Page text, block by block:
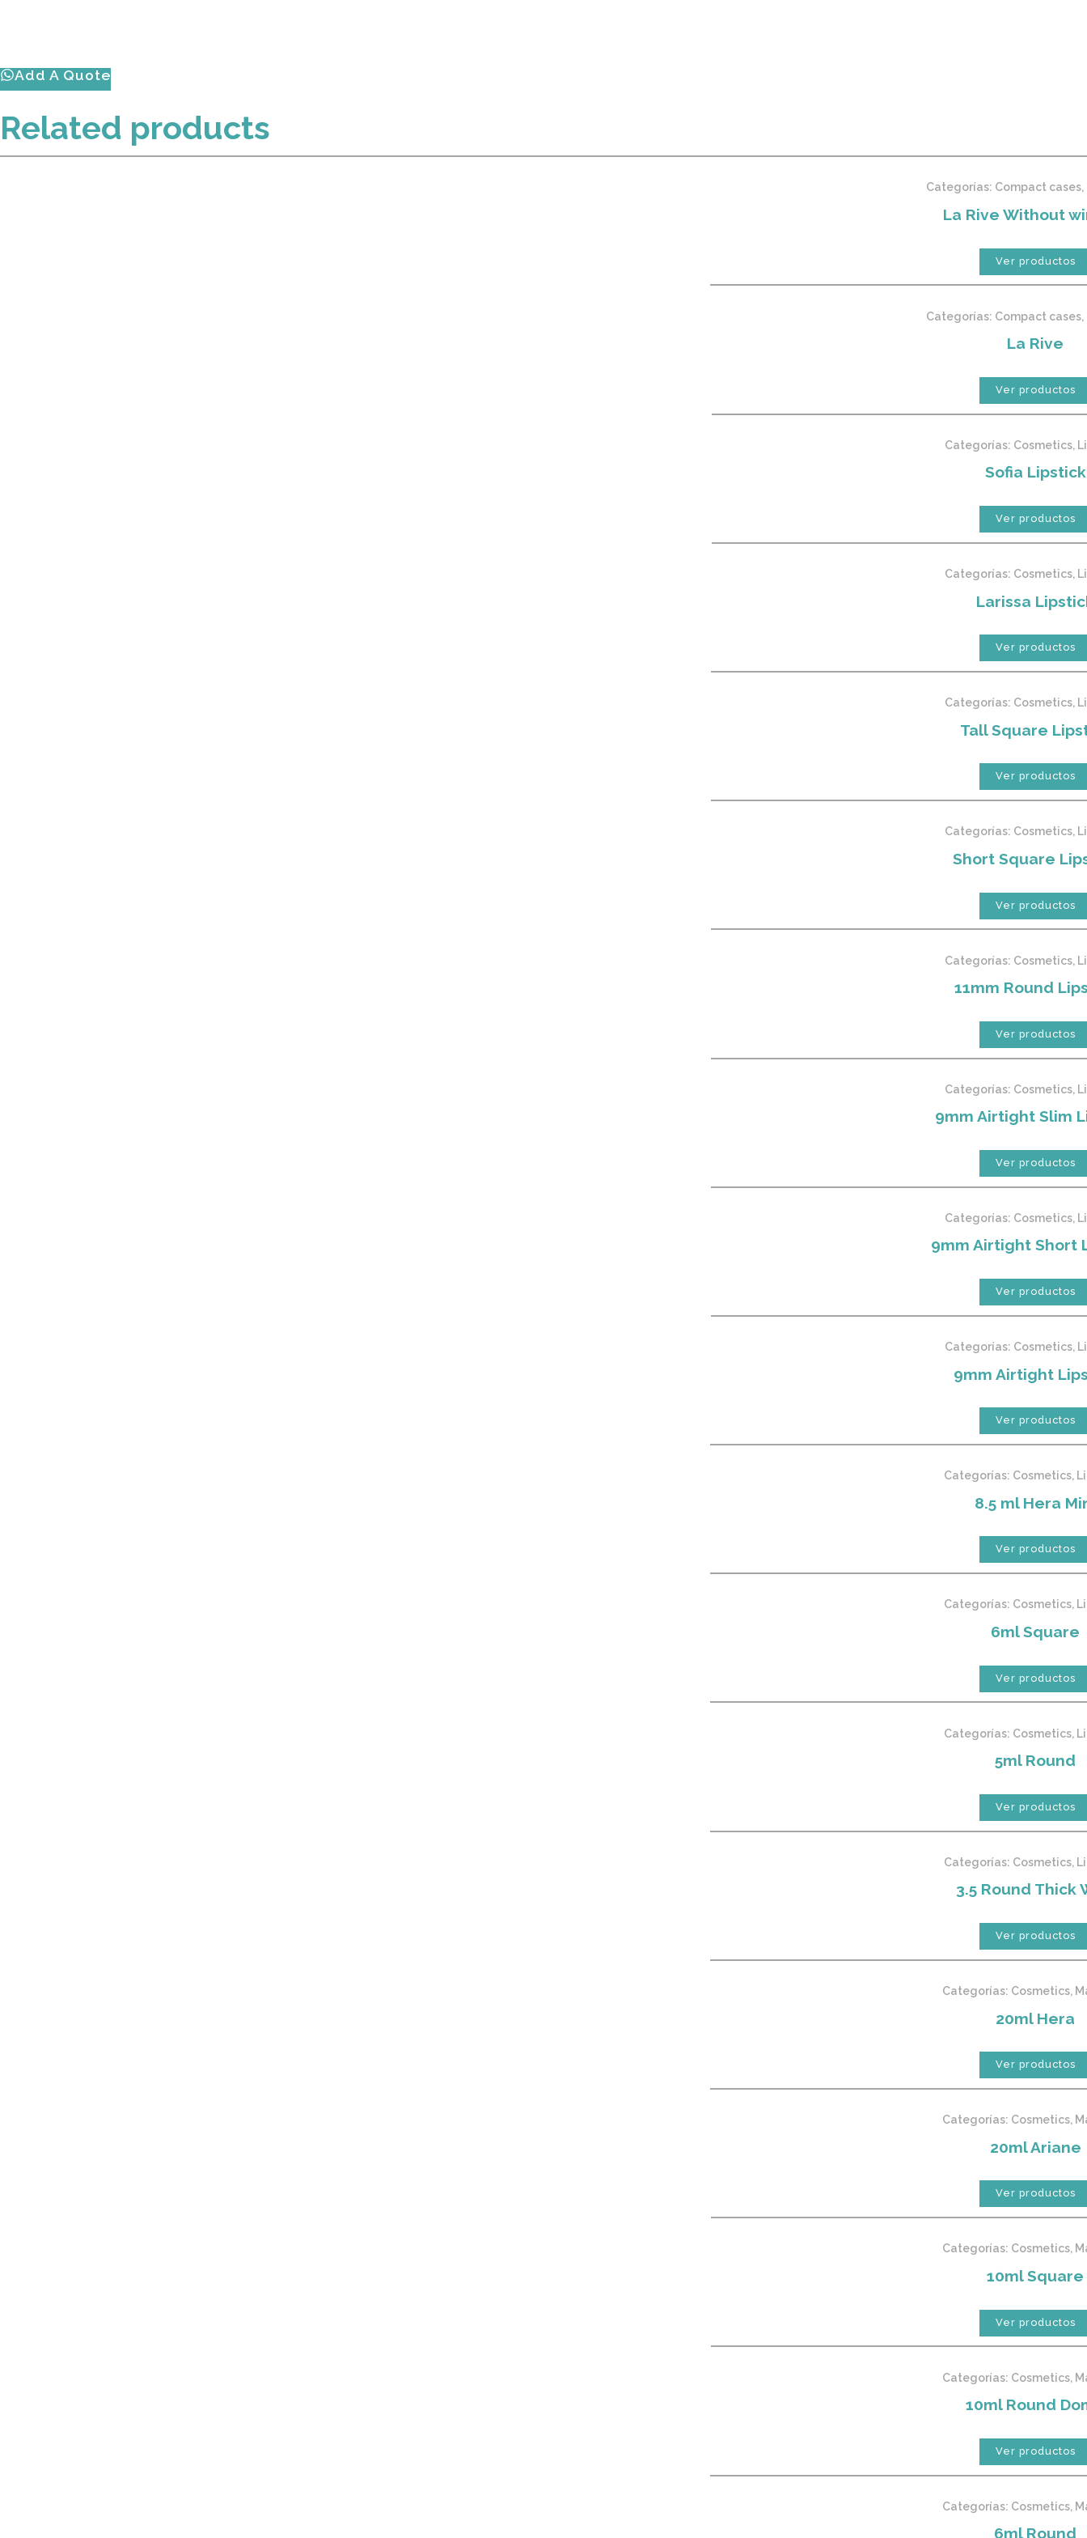
Add A Quote
Related products
Categorías: Compact cases,
La Rive Without
Ver productos
Categorías: Compact cases,
La Rive
Ver productos
Categorías: Cosmetics,
Sofia Lipstick
Ver productos
Categorías: Cosmetics,
Larissa
Ver productos
Categorías: Cosmetics,
Tall Square
Ver productos
Categorías: Cosmetics,
Short Square
Ver productos
Categorías: Cosmetics,
11mm Round
Ver productos
Categorías: Cosmetics,
9mm Airtight Slim
Ver productos
Categorías: Cosmetics,
9mm Airtight Short
Ver productos
Categorías: Cosmetics,
9mm Airtight
Ver productos
Categorías: Cosmetics,
8.5 ml Hera
Ver productos
Categorías: Cosmetics,
6ml Square
Ver productos
Categorías: Cosmetics,
5ml Round
Ver productos
Categorías: Cosmetics,
3.5 Round Thick
Ver productos
Categorías: Cosmetics,
20ml Hera
Ver productos
Categorías: Cosmetics,
20ml Ariane
Ver productos
Categorías: Cosmetics,
10ml Square
Ver productos
Categorías: Cosmetics,
10ml Round
Ver productos
Categorías: Cosmetics,
6ml Round